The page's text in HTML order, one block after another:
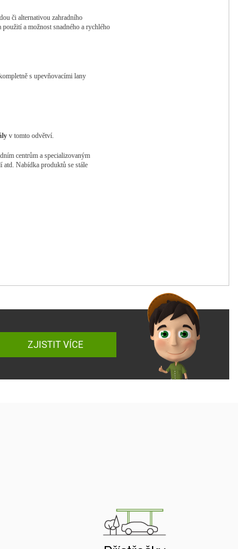
či alternativou zahradního
a možnost snadného a rychlého
s upevňovacími lany
v tomto odvětví.
centrům a specializovaným
atd. Nabídka produktů se stále
ZJISTIT VÍCE